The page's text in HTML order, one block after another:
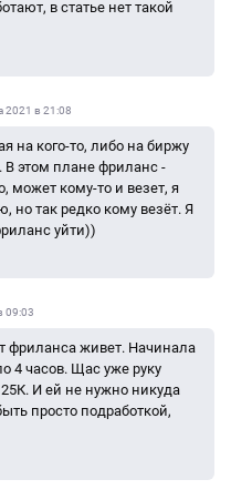
в статье нет такой
2021 в 21:08
на кого-то, либо на биржу
В этом плане фриланс -
может кому-то и везет, я
но так редко кому везёт. Я
уйти))
09:03
фриланса живет. Начинала
4 часов. Щас уже руку
И ей не нужно никуда
просто подработкой,